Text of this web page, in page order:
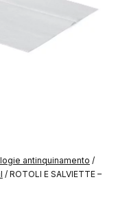
antinquinamento /
/ ROTOLI E SALVIETTE –